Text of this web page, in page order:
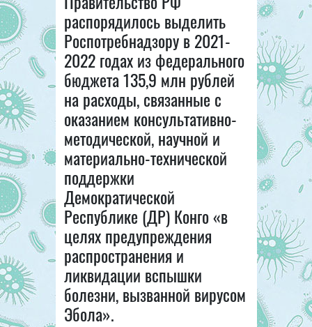
распорядилось выделить
Роспотребнадзору в 2021-
2022 годах из федерального
бюджета 135,9 млн рублей
на расходы, связанные с
оказанием консультативно-
методической, научной и
материально-технической
поддержки
Демократической
Республике (ДР) Конго «в
целях предупреждения
распространения и
ликвидации вспышки
болезни, вызванной вирусом
Эбола».